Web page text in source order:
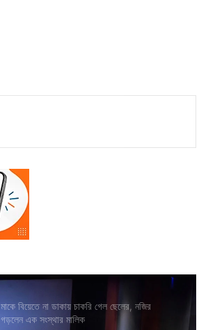
মাকে বিয়েতে না ডাকায় চাকরি গেল ছেলের, নজির
গড়লেন এক সংস্থার মালিক